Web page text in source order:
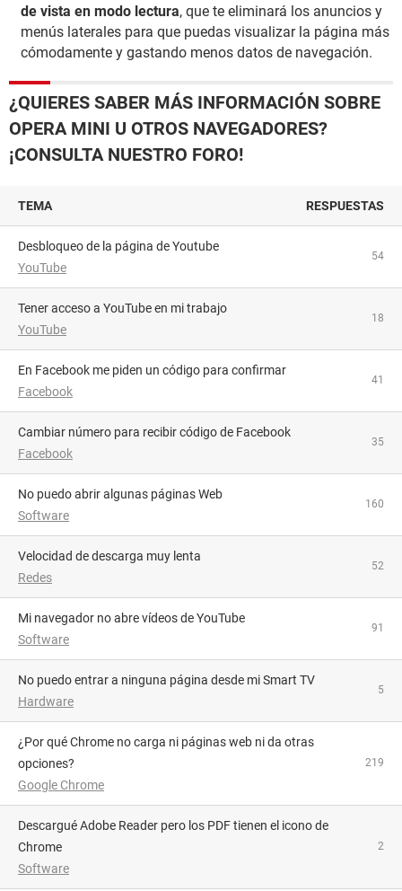
de vista en modo lectura, que te eliminará los anuncios y
menús laterales para que puedas visualizar la página más
cómodamente y gastando menos datos de navegación.
¿QUIERES SABER MÁS INFORMACIÓN SOBRE
OPERA MINI U OTROS NAVEGADORES?
¡CONSULTA NUESTRO FORO!
TEMA RESPUESTAS
Desbloqueo de la página de Youtube
YouTube
54
Tener acceso a YouTube en mi trabajo
YouTube
18
En Facebook me piden un código para confirmar
Facebook
41
Cambiar número para recibir código de Facebook
Facebook
35
No puedo abrir algunas páginas Web
Software
160
Velocidad de descarga muy lenta
Redes
52
Mi navegador no abre vídeos de YouTube
Software
91
No puedo entrar a ninguna página desde mi Smart TV
Hardware
5
¿Por qué Chrome no carga ni páginas web ni da otras
opciones?
Google Chrome
219
Descargué Adobe Reader pero los PDF tienen el icono de
Chrome
Software
2